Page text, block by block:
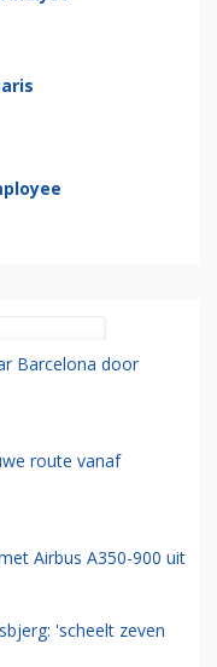
Barcelona door
route vanaf
Airbus A350-900 uit
'scheelt zeven